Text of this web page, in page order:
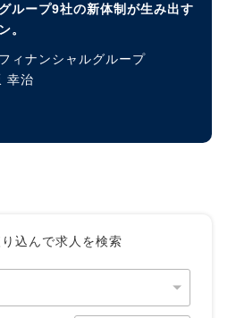
ループ9社の新体制が生み出す
。
ィナンシャルグループ
幸治
込んで求人を検索